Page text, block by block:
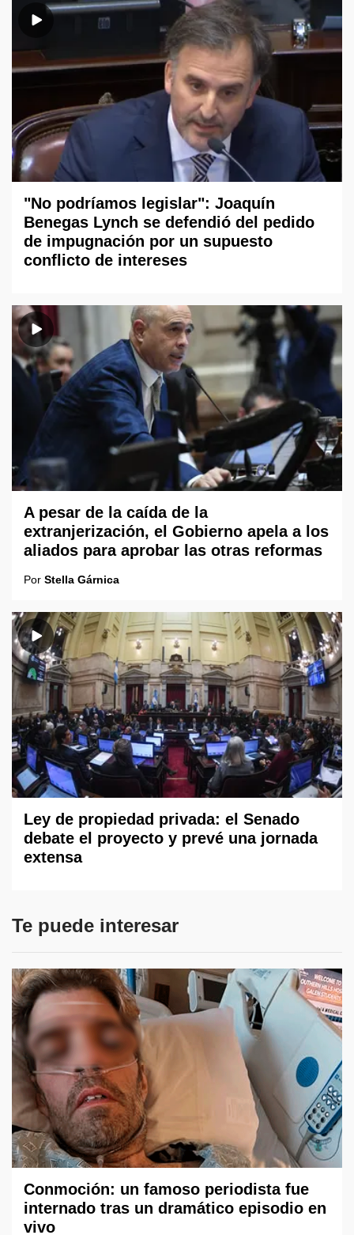
"No podríamos legislar": Joaquín
Benegas Lynch se defendió del pedido
de impugnación por un supuesto
conflicto de intereses
A pesar de la caída de la
extranjerización, el Gobierno apela a los
aliados para aprobar las otras reformas
Por Stella Gárnica
Ley de propiedad privada: el Senado
debate el proyecto y prevé una jornada
extensa
Te puede interesar
Conmoción: un famoso periodista fue
internado tras un dramático episodio en
vivo